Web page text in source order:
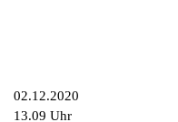
02.12.2020
13.09 Uhr